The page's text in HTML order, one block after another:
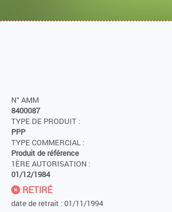
N° AMM
8400087
TYPE DE PRODUIT :
PPP
TYPE COMMERCIAL :
Produit de référence
1ÈRE AUTORISATION :
01/12/1984
RETIRÉ
date de retrait : 01/11/1994